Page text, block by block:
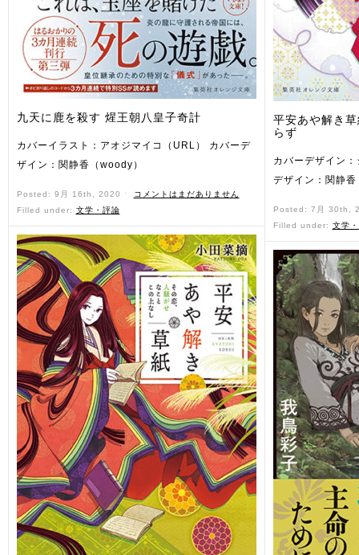
九天に鹿を殺す 煋王朝八皇子奇計
カバーイラスト：アオジマイコ（URL） カバーデ
ザイン：関静香（woody）
Posted: 9月 16th, 2020 ˑ
コメントはまだありません
Filled under: 文学・評論
平安あや解き
らず
カバーデザイン
デザイン：関静
Posted: 7月 30th,
Filled under: 文学